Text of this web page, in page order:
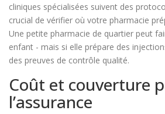
cliniques spécialisées suivent des
crucial de vérifier où votre pharmacie
Une petite pharmacie de quartier peut
enfant - mais si elle prépare des
des preuves de contrôle qualité.
Coût et couverture
l’assurance